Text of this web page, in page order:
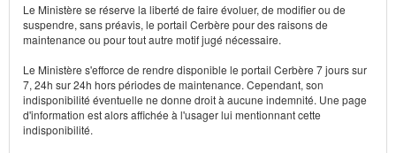
Le Ministère se réserve la liberté de faire évoluer, de modifier ou de
suspendre, sans préavis, le portail Cerbère pour des raisons de
maintenance ou pour tout autre motif jugé nécessaire.
Le Ministère s'efforce de rendre disponible le portail Cerbère 7 jours sur
7, 24h sur 24h hors périodes de maintenance. Cependant, son
indisponibilité éventuelle ne donne droit à aucune indemnité. Une page
d'information est alors affichée à l'usager lui mentionnant cette
indisponibilité.